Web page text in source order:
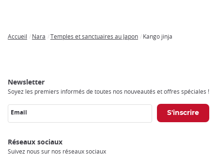
Accueil Nara Temples et sanctuaires au Japon Kango jinja
Newsletter
Soyez les premiers informés de toutes nos nouveautés et offres spéciales !
Email
Réseaux sociaux
Suivez nous sur nos réseaux sociaux